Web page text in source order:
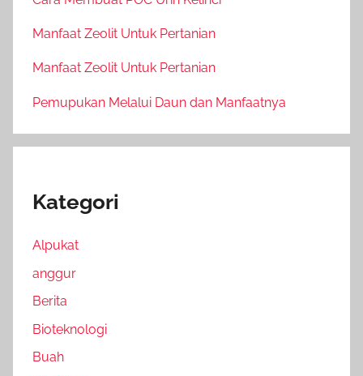
Manfaat Zeolit Untuk Pertanian
Manfaat Zeolit Untuk Pertanian
Pemupukan Melalui Daun dan Manfaatnya
Kategori
Alpukat
anggur
Berita
Bioteknologi
Buah